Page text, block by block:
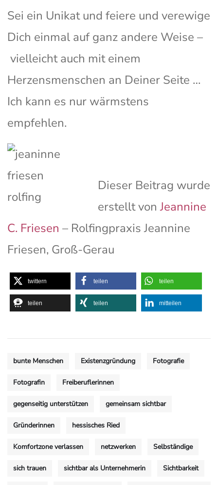
Sei ein Unikat und feiere und verewige
Dich einmal auf ganz andere Weise –
vielleicht auch mit einem
Herzensmenschen an Deiner Seite …
Ich kann es nur wärmstens
empfehlen.
Dieser Beitrag wurde
erstellt von Jeannine
C. Friesen – Rolfingpraxis Jeannine
Friesen, Groß-Gerau
twittern teilen teilen
teilen teilen mitteilen
bunte Menschen Existenzgründung Fotografie
Fotografin Freiberuflerinnen
gegenseitig unterstützen gemeinsam sichtbar
Gründerinnen hessisches Ried
Komfortzone verlassen netzwerken Selbständige
sich trauen sichtbar als Unternehmerin Sichtbarkeit